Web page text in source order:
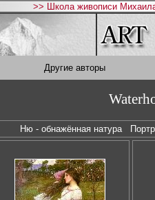
>> Школа живописи
Другие авторы
Ню - обнажённая натура